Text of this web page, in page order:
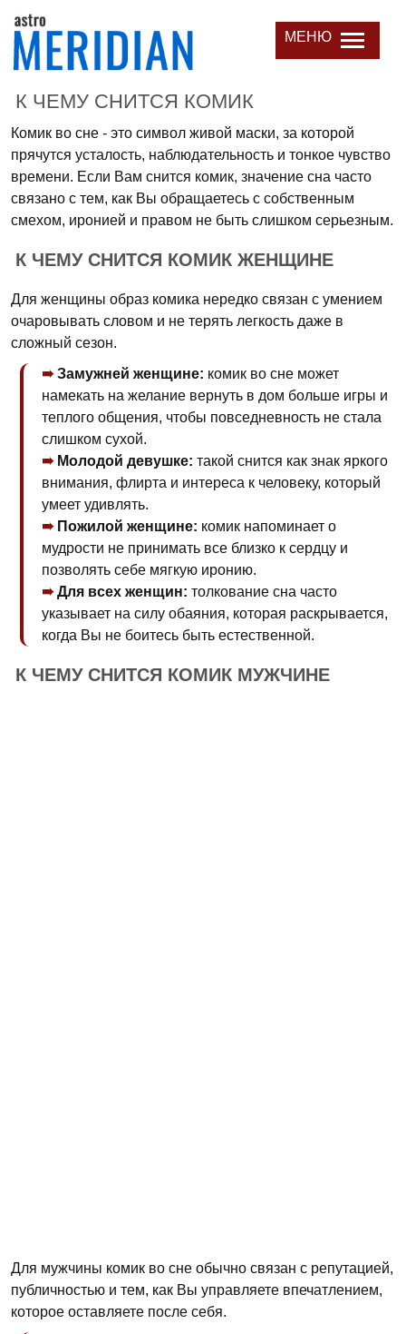
МЕНЮ
К ЧЕМУ СНИТСЯ КОМИК
Комик во сне - это символ живой маски, за которой
прячутся усталость, наблюдательность и тонкое чувство
времени. Если Вам снится комик, значение сна часто
связано с тем, как Вы обращаетесь с собственным
смехом, иронией и правом не быть слишком серьезным.
К ЧЕМУ СНИТСЯ КОМИК ЖЕНЩИНЕ
Для женщины образ комика нередко связан с умением
очаровывать словом и не терять легкость даже в
сложный сезон.
Замужней женщине: комик во сне может
намекать на желание вернуть в дом больше игры и
теплого общения, чтобы повседневность не стала
слишком сухой.
Молодой девушке: такой снится как знак яркого
внимания, флирта и интереса к человеку, который
умеет удивлять.
Пожилой женщине: комик напоминает о
мудрости не принимать все близко к сердцу и
позволять себе мягкую иронию.
Для всех женщин: толкование сна часто
указывает на силу обаяния, которая раскрывается,
когда Вы не боитесь быть естественной.
К ЧЕМУ СНИТСЯ КОМИК МУЖЧИНЕ
Для мужчины комик во сне обычно связан с репутацией,
публичностью и тем, как Вы управляете впечатлением,
которое оставляете после себя.